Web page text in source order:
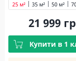
25 м² 35 м² 50 м²
21 999
Купити в 1